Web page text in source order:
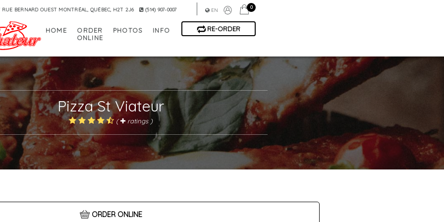
BERNARD OUEST MONTRÉAL, QUÉBEC, H2T 2J6 (514) 907-0007 EN 0
HOME
ORDER
ONLINE
PHOTOS INFO RE-ORDER
Pizza St Viateur
( ratings )
ORDER ONLINE